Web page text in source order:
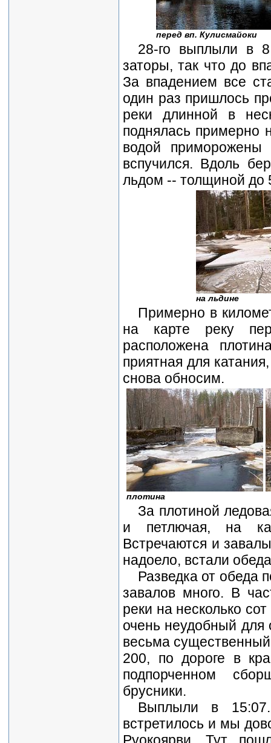
перед вп. Кулисмайоки
28-го выплыли в
заторы, так что до
За впадением все
один раз пришлось
реки длинной в
поднялась примерно
водой приморожены
вспучился. Вдоль
льдом -- толщиной до
на льдине
Примерно в
на карте реку
расположена
приятная для
снова обносим.
плотина
За плотиной
и петлючая, на
Встречаются и
надоело, встали
Разведка от обеда
завалов много. В
реки на несколько
очень неудобный
весьма
200, по дороге в
подпорченном
брусники.
Выплыли в
встретилось и мы